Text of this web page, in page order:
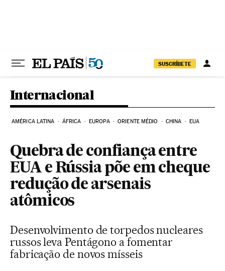
SUSCRÍBETE
Internacional
AMÉRICA LATINA ÁFRICA EUROPA ORIENTE MÉDIO CHINA EUA
Quebra de confiança entre
EUA e Rússia põe em cheque
redução de arsenais
atômicos
Desenvolvimento de torpedos nucleares
russos leva Pentágono a fomentar
fabricação de novos mísseis